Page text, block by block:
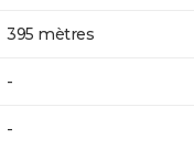
395 mètres
-
-